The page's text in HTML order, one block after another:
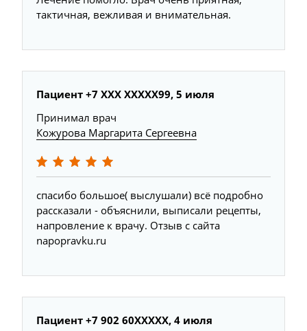
тактичная, вежливая и внимательная.
Пациент +7 ХХХ ХХХХХ99, 5 июля
Принимал врач
Кожурова Маргарита Сергеевна
спасибо большое( выслушали) всё подробно
рассказали - объяснили, выписали рецепты,
напровление к врачу. Отзыв с сайта
napopravku.ru
Пациент +7 902 60XXXXX, 4 июля